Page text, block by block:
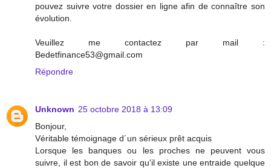
pouvez suivre votre dossier en ligne afin de connaître son
évolution.
Veuillez me contactez par mail :
Bedetfinance53@gmail.com
Répondre
Unknown 25 octobre 2018 à 13:09
Bonjour,
Véritable témoignage d´un sérieux prêt acquis
Lorsque les banques ou les proches ne peuvent vous
suivre, il est bon de savoir qu'il existe une entraide quelque